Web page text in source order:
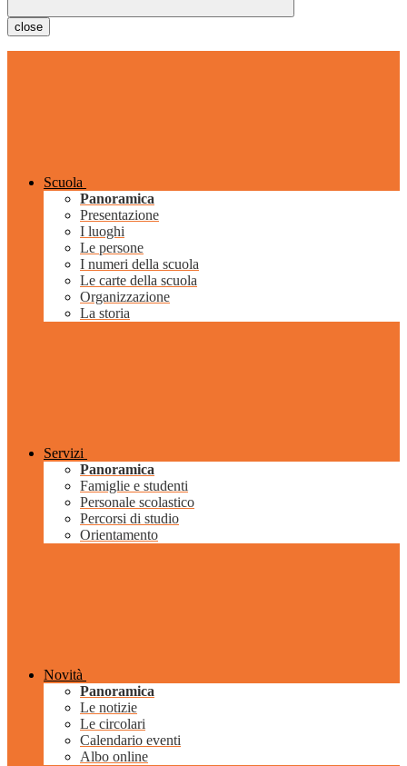
close
Scuola
Panoramica
Presentazione
I luoghi
Le persone
I numeri della scuola
Le carte della scuola
Organizzazione
La storia
Servizi
Panoramica
Famiglie e studenti
Personale scolastico
Percorsi di studio
Orientamento
Novità
Panoramica
Le notizie
Le circolari
Calendario eventi
Albo online